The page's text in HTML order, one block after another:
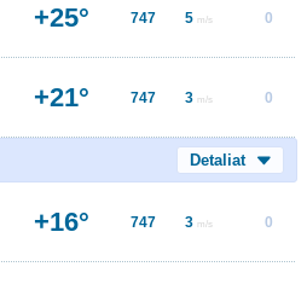
+25° 747 5 m/s 0
+21° 747 3 m/s 0
Detaliat
+16° 747 3 m/s 0